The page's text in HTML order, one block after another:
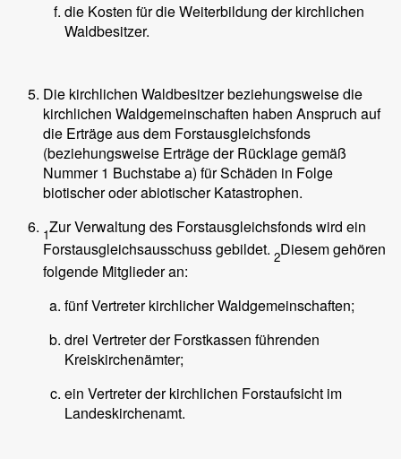
die Kosten für die Weiterbildung der kirchlichen
Waldbesitzer.
Die kirchlichen Waldbesitzer beziehungsweise die
kirchlichen Waldgemeinschaften haben Anspruch auf
die Erträge aus dem Forstausgleichsfonds
(beziehungsweise Erträge der Rücklage gemäß
Nummer 1 Buchstabe a) für Schäden in Folge
biotischer oder abiotischer Katastrophen.
1Zur Verwaltung des Forstausgleichsfonds wird ein
Forstausgleichsausschuss gebildet. 2Diesem gehören
folgende Mitglieder an:
fünf Vertreter kirchlicher Waldgemeinschaften;
drei Vertreter der Forstkassen führenden
Kreiskirchenämter;
ein Vertreter der kirchlichen Forstaufsicht im
Landeskirchenamt.